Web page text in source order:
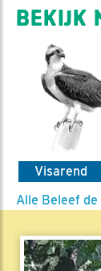
BEKIJK
Visarend
Alle Beleef